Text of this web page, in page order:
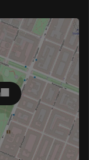
nytt fönster